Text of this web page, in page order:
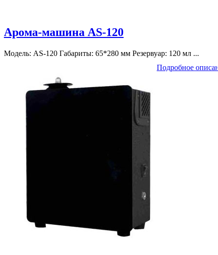
Арома-машина AS-120
Модель: AS-120 Габариты: 65*280 мм Резервуар: 120 мл ...
Подробное